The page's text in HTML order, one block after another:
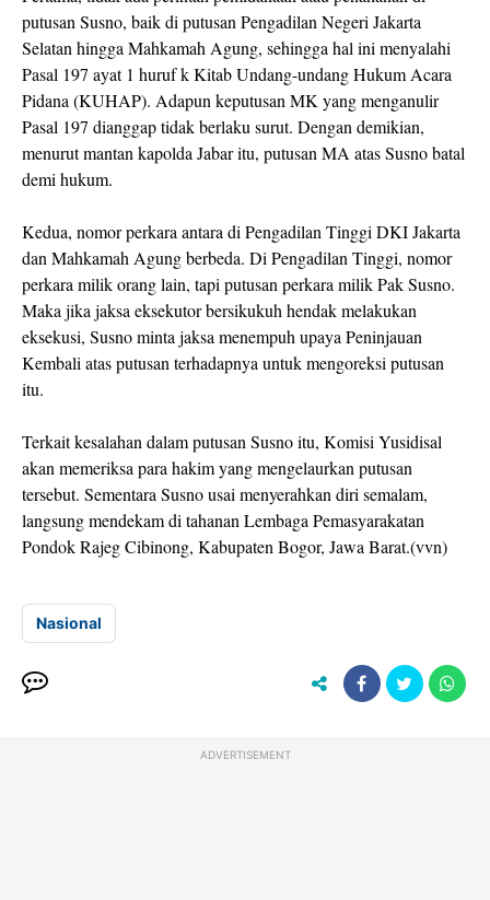
putusan Susno, baik di putusan Pengadilan Negeri Jakarta
Selatan hingga Mahkamah Agung, sehingga hal ini menyalahi
Pasal 197 ayat 1 huruf k Kitab Undang-undang Hukum Acara
Pidana (KUHAP). Adapun keputusan MK yang menganulir
Pasal 197 dianggap tidak berlaku surut. Dengan demikian,
menurut mantan kapolda Jabar itu, putusan MA atas Susno batal
demi hukum.
Kedua, nomor perkara antara di Pengadilan Tinggi DKI Jakarta
dan Mahkamah Agung berbeda. Di Pengadilan Tinggi, nomor
perkara milik orang lain, tapi putusan perkara milik Pak Susno.
Maka jika jaksa eksekutor bersikukuh hendak melakukan
eksekusi, Susno minta jaksa menempuh upaya Peninjauan
Kembali atas putusan terhadapnya untuk mengoreksi putusan
itu.
Terkait kesalahan dalam putusan Susno itu, Komisi Yusidisal
akan memeriksa para hakim yang mengelaurkan putusan
tersebut. Sementara Susno usai menyerahkan diri semalam,
langsung mendekam di tahanan Lembaga Pemasyarakatan
Pondok Rajeg Cibinong, Kabupaten Bogor, Jawa Barat.(vvn)
Nasional
ADVERTISEMENT